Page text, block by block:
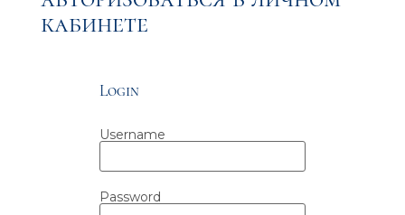
кабинете
Login
Username
Password